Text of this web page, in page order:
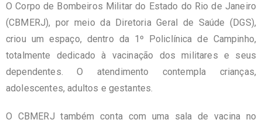
O Corpo de Bombeiros Militar do Estado do Rio de Janeiro
(CBMERJ), por meio da Diretoria Geral de Saúde (DGS),
criou um espaço, dentro da 1º Policlínica de Campinho,
totalmente dedicado à vacinação dos militares e seus
dependentes. O atendimento contempla crianças,
adolescentes, adultos e gestantes.
O CBMERJ também conta com uma sala de vacina no